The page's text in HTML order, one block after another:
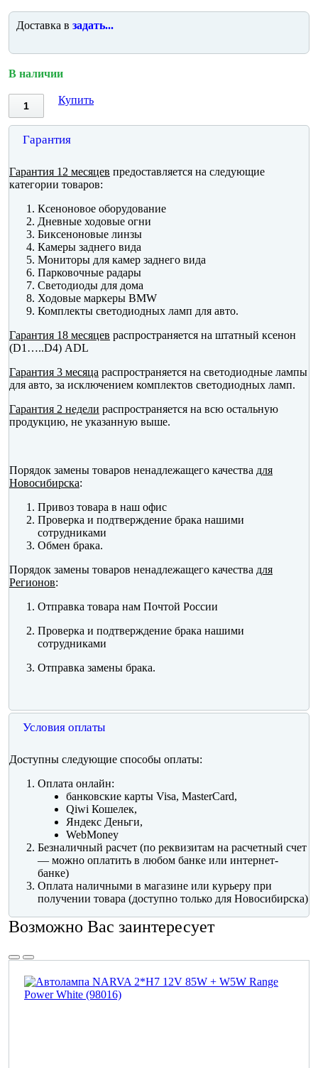
Доставка в задать...
В наличии
Купить
Гарантия
Гарантия 12 месяцев предоставляется на следующие
категории товаров:
Ксеноновое оборудование
Дневные ходовые огни
Биксеноновые линзы
Камеры заднего вида
Мониторы для камер заднего вида
Парковочные радары
Светодиоды для дома
Ходовые маркеры BMW
Комплекты светодиодных ламп для авто.
Гарантия 18 месяцев распространяется на штатный ксенон
(D1…..D4) ADL
Гарантия 3 месяца распространяется на светодиодные лампы
для авто, за исключением комплектов светодиодных ламп.
Гарантия 2 недели распространяется на всю остальную
продукцию, не указанную выше.
Порядок замены товаров ненадлежащего качества для
Новосибирска:
Привоз товара в наш офис
Проверка и подтверждение брака нашими
сотрудниками
Обмен брака.
Порядок замены товаров ненадлежащего качества для
Регионов:
Отправка товара нам Почтой России
Проверка и подтверждение брака нашими
сотрудниками
Отправка замены брака.
Условия оплаты
Доступны следующие способы оплаты:
Оплата онлайн:
банковские карты Visa, MasterCard,
Qiwi Кошелек,
Яндекс Деньги,
WebMoney
Безналичный расчет (по реквизитам на расчетный счет
— можно оплатить в любом банке или интернет-
банке)
Оплата наличными в магазине или курьеру при
получении товара (доступно только для Новосибирска)
Возможно Вас заинтересует